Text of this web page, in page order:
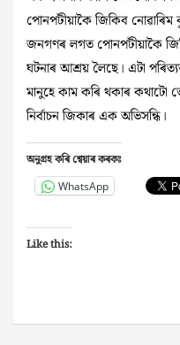
পোনপটীয়াকৈ জিকিব নোৱাৰিম
জনগণৰ লগত পোনপটীয়াকৈ
ঘটনাৰ আশ্ৰয় লৈছে। এটা
মানুহে কাম কৰি থকাৰ কথাটো
নিৰ্বাচন জিকাৰ এক অভিসন্ধি।
অনুগ্ৰহ কৰি শ্বেয়াৰ কৰকঃ
WhatsApp
Like this: